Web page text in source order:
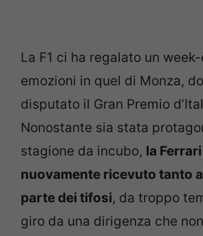
La F1 ci ha regalato un
emozioni in quel di Monza,
disputato il Gran Premio
Nonostante sia stata
stagione da incubo, la
nuovamente ricevuto tanto
parte dei tifosi, da troppo
giro da una dirigenza che